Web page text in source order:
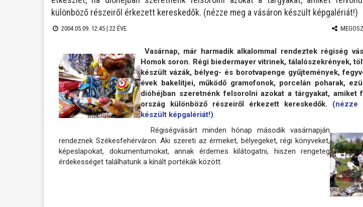
különböző részeiről érkezett kereskedők. (nézze meg a vásáron készült képgalériát!)
2004.05.09. 12:45 | 22 ÉVE
Vasárnap, már harmadik alkalommal rendeztek régiség
Homok soron. Régi biedermayer vitrinek, tálalószekrények,
készült vázák, bélyeg- és borotvapenge gyűjtemények,
évek bakelitjei, működő gramofonok, porcelán poharak,
dióhéjban szeretnénk felsorolni azokat a tárgyakat, amiket
ország különböző részeiről érkezett kereskedők. (nézze
készült képgalériát!)
Régiségvásárt minden hónap második vasárnapján
rendeznek Székesfehérváron. Aki szereti az érmeket, bélyegeket, régi könyveket,
képeslapokat, dokumentumokat, annak érdemes kilátogatni, hiszen rengeteg
érdekességet találhatunk a kínált portékák között.